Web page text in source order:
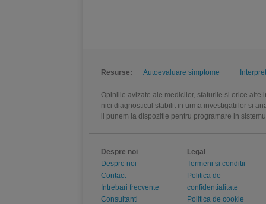
Resurse: Autoevaluare simptome
Opiniile avizate ale medicilor, sfaturile si orice
nici diagnosticul stabilit in urma investigatiilor si
ii punem la dispozitie pentru programare in
Despre noi
Despre noi
Contact
Intrebari frecvente
Consultanti
Legal
Termeni si conditii
Politica de
confidentialitate
Politica de cookie